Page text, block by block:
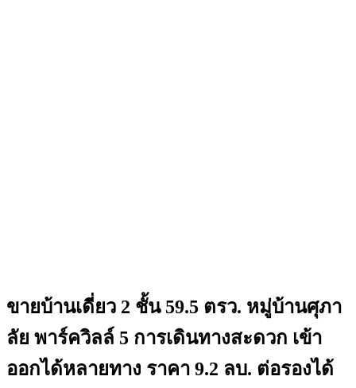
ขายบ้านเดี่ยว 2 ชั้น 59.5 ตรว. หมู่บ้านศุภา
ลัย พาร์ควิลล์ 5 การเดินทางสะดวก เข้า
ออกได้หลายทาง ราคา 9.2 ลบ. ต่อรองได้